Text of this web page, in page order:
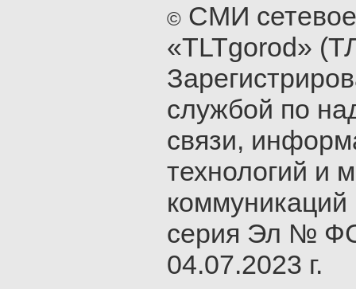
© СМИ
«TLTgorod»
службой по
связи,
технологий и
серия Эл №
04.07.2023 г.